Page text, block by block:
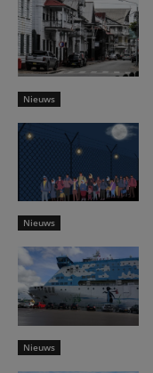
Nieuws
Nieuws
Nieuws